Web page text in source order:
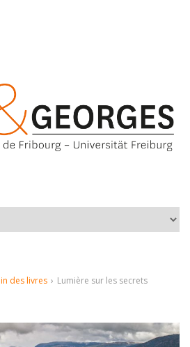
des livres › Lumière sur les secrets